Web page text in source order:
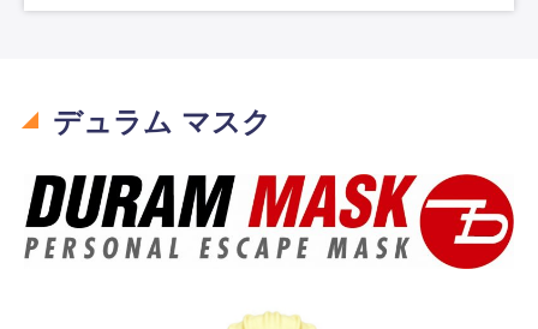
デュラム マスク